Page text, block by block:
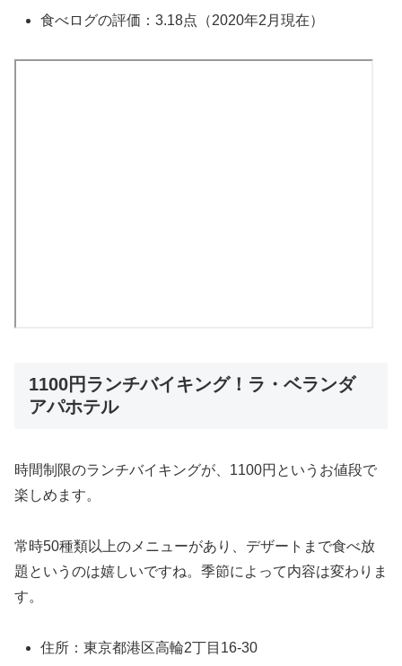
食べログの評価：3.18点（2020年2月現在）
1100円ランチバイキング！ラ・ベランダ
アパホテル
時間制限のランチバイキングが、1100円というお値段で
楽しめます。
常時50種類以上のメニューがあり、デザートまで食べ放
題というのは嬉しいですね。季節によって内容は変わりま
す。
住所：東京都港区高輪2丁目16-30